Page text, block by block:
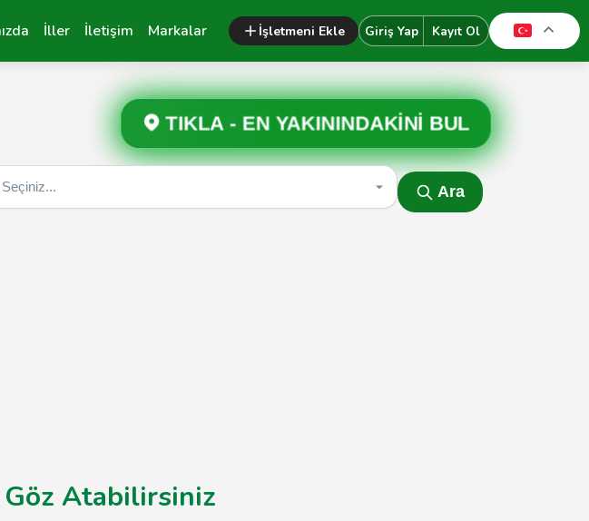
İller İletişim Markalar İşletmeni Ekle Giriş Yap Kayıt Ol
TIKLA - EN YAKININDAKİNİ BUL
Ara
Atabilirsiniz